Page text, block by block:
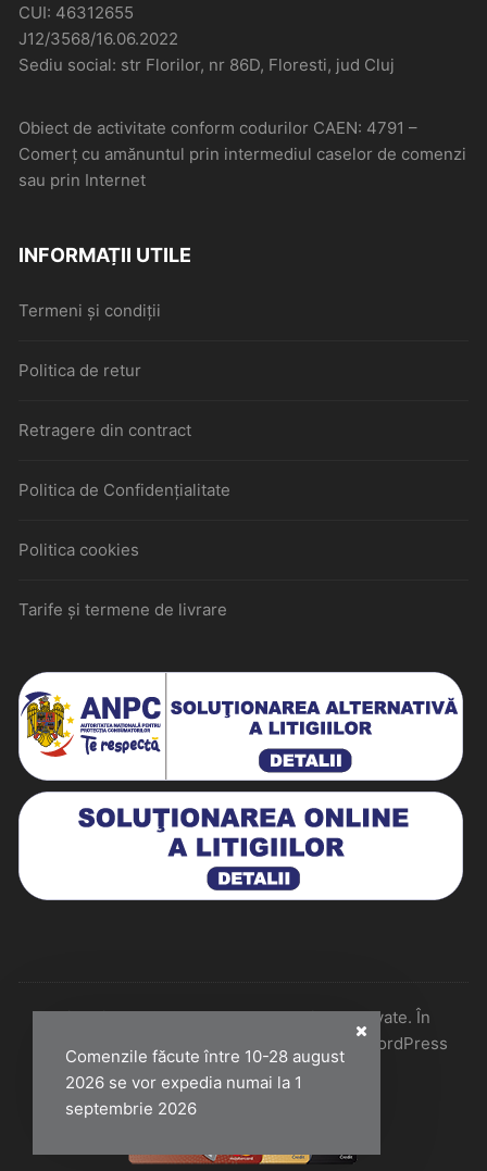
Comenzile făcute între 10-28 august
2026 se vor expedia numai la 1
septembrie 2026
CUI: 46312655
J12/3568/16.06.2022
Sediu social: str Florilor, nr 86D, Floresti, jud Cluj
Obiect de activitate conform codurilor CAEN: 4791 –
Comerţ cu amănuntul prin intermediul caselor de comenzi
sau prin Internet
INFORMAȚII UTILE
Termeni și condiții
Politica de retur
Retragere din contract
Politica de Confidențialitate
Politica cookies
Tarife și termene de livrare
Historiarum 2026 - Toate drepturile rezervate. În
colaborare cu Perfect Pixel & Mentenanță WordPress